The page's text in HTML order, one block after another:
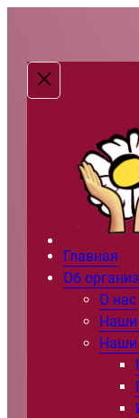
содержимому
Главная
Об
О нас
Наши
Наши